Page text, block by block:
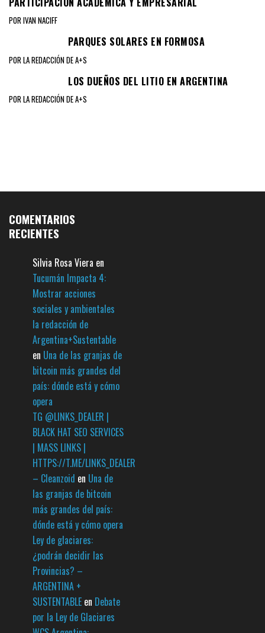
POR IVAN NACIFF
PARQUES SOLARES EN FORMOSA
POR LA REDACCIÓN DE A+S
LOS DUEÑOS DEL LITIO EN ARGENTINA
POR LA REDACCIÓN DE A+S
COMENTARIOS
RECIENTES
Silvia Rosa Viera en
Tucumán Impacta 4:
Mostrar acciones
sociales y ambientales
la redacción de
Argentina+Sustentable
en Una de las granjas de
bitcoin más grandes del
país: dónde está y cómo
opera
TG @LINKS_DEALER |
BLACK HAT SEO SERVICES
| MASS LINKS |
HTTPS://T.ME/LINKS_DEALER
– Cleanzoid en Una de
las granjas de bitcoin
más grandes del país:
dónde está y cómo opera
Ley de glaciares:
¿podrán decidir las
Provincias? –
ARGENTINA +
SUSTENTABLE en Debate
por la Ley de Glaciares